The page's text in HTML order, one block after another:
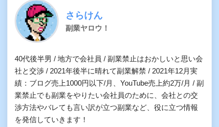
さらけん
副業ヤロウ！
40代後半男 / 地方で会社員 / 副業禁止はおかしいと思い会
社と交渉 / 2021年後半に晴れて副業解禁 / 2021年12月実
績：ブログ売上1000円以下/月、YouTube売上約2万/月 / 副
業禁止でも副業をやりたい会社員のために、会社との交
渉方法やバレても言い訳が立つ副業など、役に立つ情報
を発信していきます！